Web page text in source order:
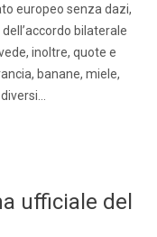
europeo senza dazi,
bilaterale
inoltre, quote e
banane, miele,
ufficiale del